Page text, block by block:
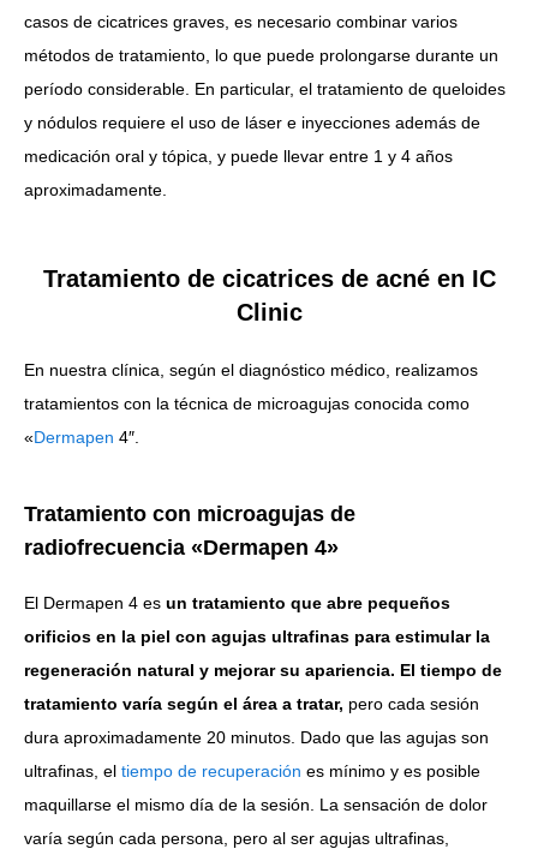
casos de cicatrices graves, es necesario combinar varios
métodos de tratamiento, lo que puede prolongarse durante un
período considerable. En particular, el tratamiento de queloides
y nódulos requiere el uso de láser e inyecciones además de
medicación oral y tópica, y puede llevar entre 1 y 4 años
aproximadamente.
Tratamiento de cicatrices de acné en IC
Clinic
En nuestra clínica, según el diagnóstico médico, realizamos
tratamientos con la técnica de microagujas conocida como
«Dermapen 4″.
Tratamiento con microagujas de
radiofrecuencia «Dermapen 4»
El Dermapen 4 es un tratamiento que abre pequeños
orificios en la piel con agujas ultrafinas para estimular la
regeneración natural y mejorar su apariencia. El tiempo de
tratamiento varía según el área a tratar, pero cada sesión
dura aproximadamente 20 minutos. Dado que las agujas son
ultrafinas, el tiempo de recuperación es mínimo y es posible
maquillarse el mismo día de la sesión. La sensación de dolor
varía según cada persona, pero al ser agujas ultrafinas,